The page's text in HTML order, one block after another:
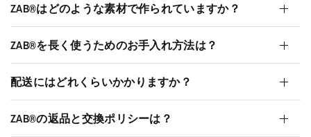
ZAB®︎はどのような素材で作られていますか？
ZAB®︎を長く使うためのお手入れ方法は？
配送にはどれくらいかかりますか？
ZAB®︎の返品と交換ポリシーは？